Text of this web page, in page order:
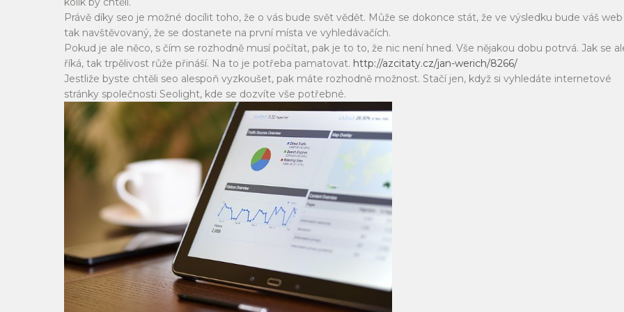
Právě díky seo je možné docílit toho, že o vás bude svět vědět. Může se dokonce stát, že ve výsledku bude váš web
tak navštěvovaný, že se dostanete na první místa ve vyhledávačích.
Pokud je ale něco, s čím se rozhodně musí počítat, pak je to to, že nic není hned. Vše nějakou dobu potrvá. Jak se
říká, tak trpělivost růže přináší. Na to je potřeba pamatovat. http://azcitaty.cz/jan-werich/8266/
Jestliže byste chtěli seo alespoň vyzkoušet, pak máte rozhodně možnost. Stačí jen, když si vyhledáte internetové
stránky společnosti Seolight, kde se dozvíte vše potřebné.